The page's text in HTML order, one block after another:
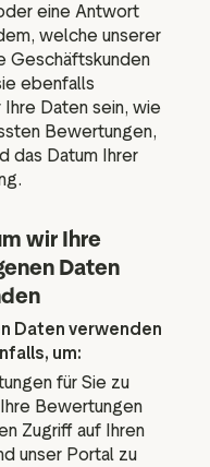
eine Antwort
welche unserer
Geschäftskunden
ebenfalls
Daten sein, wie
Bewertungen,
das Datum Ihrer
wir Ihre
Daten
Daten verwenden
um:
für Sie zu
Bewertungen
Zugriff auf Ihren
unser Portal zu